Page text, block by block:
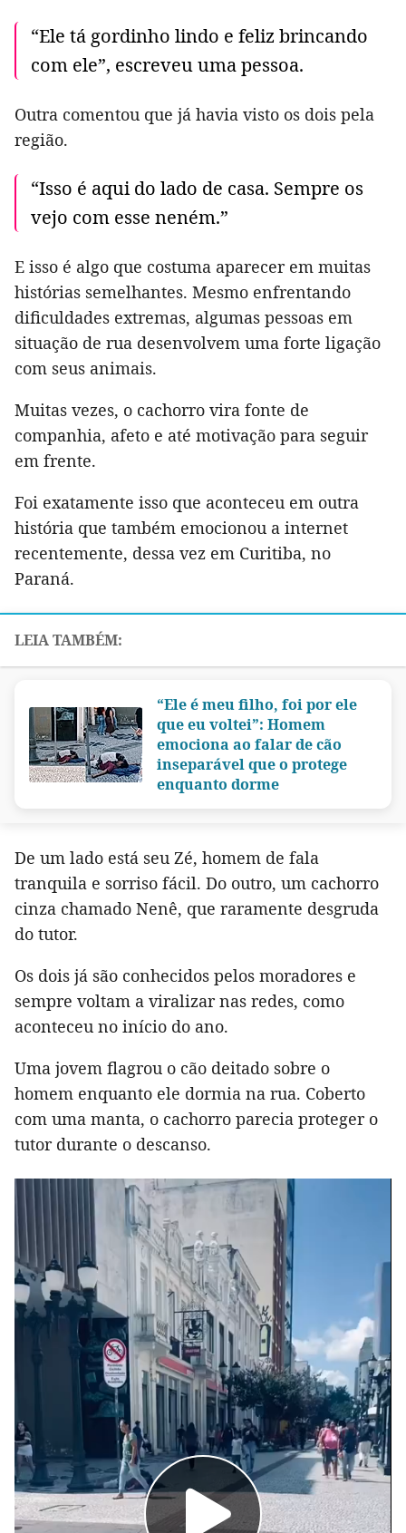
“Ele tá gordinho lindo e feliz brincando
com ele”, escreveu uma pessoa.
Outra comentou que já havia visto os dois pela
região.
“Isso é aqui do lado de casa. Sempre os
vejo com esse neném.”
E isso é algo que costuma aparecer em muitas
histórias semelhantes. Mesmo enfrentando
dificuldades extremas, algumas pessoas em
situação de rua desenvolvem uma forte ligação
com seus animais.
Muitas vezes, o cachorro vira fonte de
companhia, afeto e até motivação para seguir
em frente.
Foi exatamente isso que aconteceu em outra
história que também emocionou a internet
recentemente, dessa vez em Curitiba, no
Paraná.
“Ele é meu filho, foi por ele
que eu voltei”: Homem
emociona ao falar de cão
inseparável que o protege
enquanto dorme
De um lado está seu Zé, homem de fala
tranquila e sorriso fácil. Do outro, um cachorro
cinza chamado Nenê, que raramente desgruda
do tutor.
Os dois já são conhecidos pelos moradores e
sempre voltam a viralizar nas redes, como
aconteceu no início do ano.
Uma jovem flagrou o cão deitado sobre o
homem enquanto ele dormia na rua. Coberto
com uma manta, o cachorro parecia proteger o
tutor durante o descanso.